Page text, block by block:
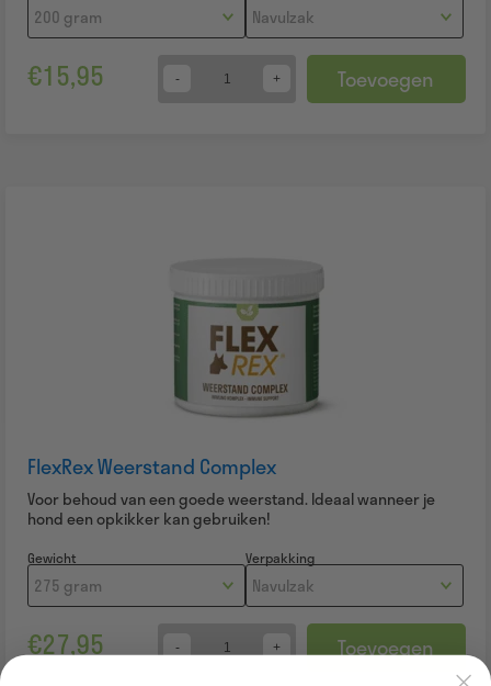
€15,95 Quantity Toevoegen
FlexRex Weerstand Complex
Voor behoud van een goede weerstand. Ideaal wanneer je
hond een opkikker kan gebruiken!
Gewicht Verpakking
€27,95 Quantity Toevoegen